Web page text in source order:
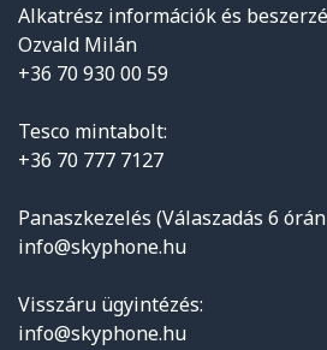
Alkatrész információk és
Ozvald Milán
+36 70 930 00 59
Tesco mintabolt:
+36 70 777 7127
Panaszkezelés (Válaszadás 6
info@skyphone.hu
Visszáru ügyintézés:
info@skyphone.hu